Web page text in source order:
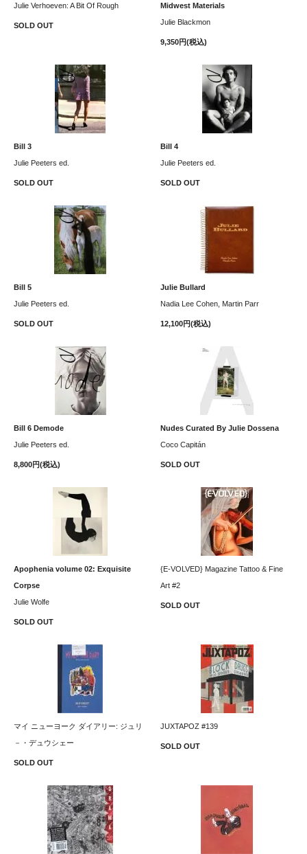
Julie Verhoeven: A Bit Of Rough
SOLD OUT
Midwest Materials
Julie Blackmon
9,350円(税込)
Bill 3
Julie Peeters ed.
SOLD OUT
Bill 4
Julie Peeters ed.
SOLD OUT
Bill 5
Julie Peeters ed.
SOLD OUT
Julie Bullard
Nadia Lee Cohen, Martin Parr
12,100円(税込)
Bill 6 Demode
Julie Peeters ed.
8,800円(税込)
Nudes Curated By Julie Dossena
Coco Capitán
SOLD OUT
Apophenia volume 02: Exquisite
Corpse
Julie Wolfe
SOLD OUT
{E-VOLVED} Magazine Tattoo & Fine
Art #2
SOLD OUT
マイ ニューヨーク ダイアリー: ジュリ
－・デュウシェー
SOLD OUT
JUXTAPOZ #139
SOLD OUT